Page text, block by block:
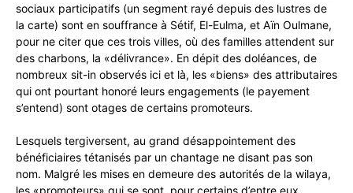
sociaux participatifs (un segment rayé depuis des lustres de
la carte) sont en souffrance à Sétif, El-Eulma, et Aïn Oulmane,
pour ne citer que ces trois villes, où des familles attendent sur
des charbons, la «délivrance». En dépit des doléances, de
nombreux sit-in observés ici et là, les «biens» des attributaires
qui ont pourtant honoré leurs engagements (le payement
s’entend) sont otages de certains promoteurs.
Lesquels tergiversent, au grand désappointement des
bénéficiaires tétanisés par un chantage ne disant pas son
nom. Malgré les mises en demeure des autorités de la wilaya,